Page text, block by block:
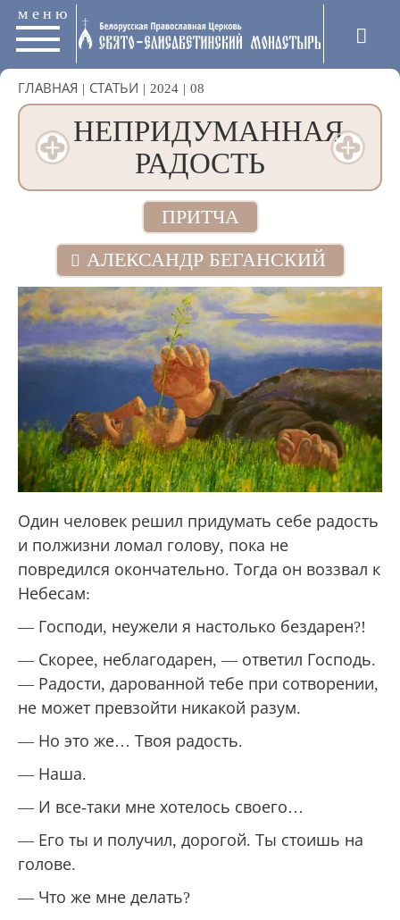
меню
ГЛАВНАЯ | СТАТЬИ | 2024 | 08
НЕПРИДУМАННАЯ
РАДОСТЬ
ПРИТЧА
АЛЕКСАНДР БЕГАНСКИЙ
Один человек решил придумать себе радость
и полжизни ломал голову, пока не
повредился окончательно. Тогда он воззвал к
Небесам:
— Господи, неужели я настолько бездарен?!
— Скорее, неблагодарен, — ответил Господь.
— Радости, дарованной тебе при сотворении,
не может превзойти никакой разум.
— Но это же… Твоя радость.
— Наша.
— И все-таки мне хотелось своего…
— Его ты и получил, дорогой. Ты стоишь на
голове.
— Что же мне делать?